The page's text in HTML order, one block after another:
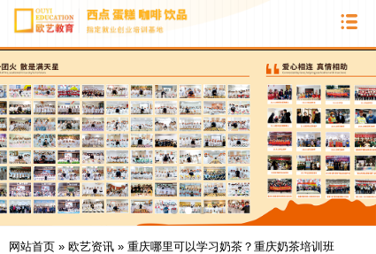
网站首页 » 欧艺资讯 » 重庆哪里可以学习奶茶？重庆奶茶培训班